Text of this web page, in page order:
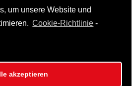
e.V. || Gahlenschestr. 111, 44809
um unsere Website und
Cookie-Richtlinie -
akzeptieren